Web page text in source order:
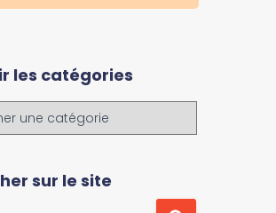
les catégories
sur le site